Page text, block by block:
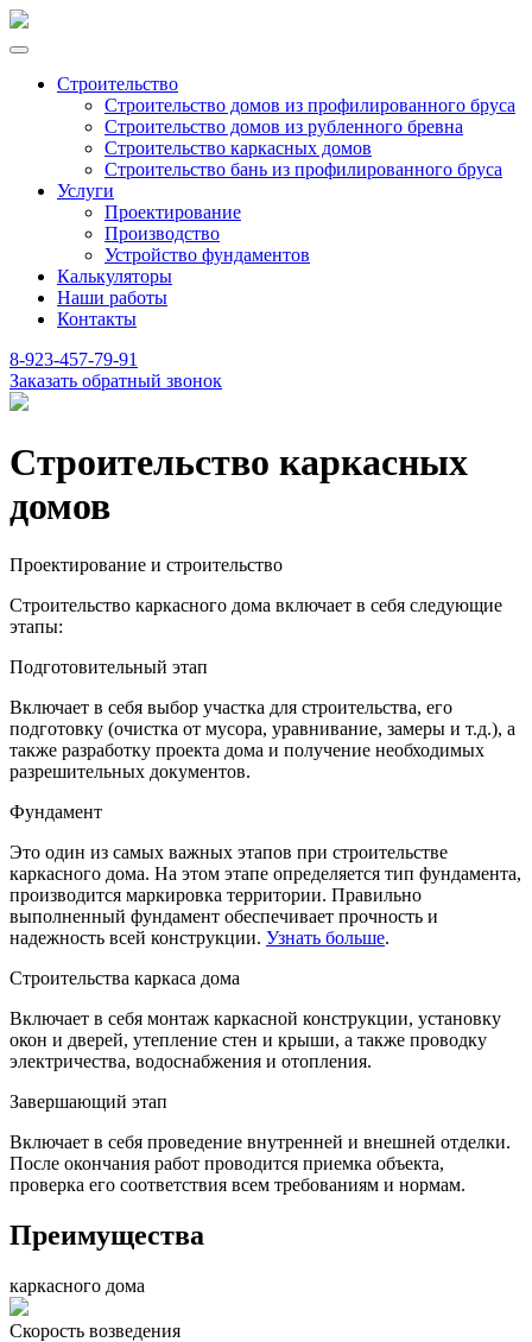
Строительство
Строительство домов из профилированного бруса
Строительство домов из рубленного бревна
Строительство каркасных домов
Строительство бань из профилированного бруса
Услуги
Проектирование
Производство
Устройство фундаментов
Калькуляторы
Наши работы
Контакты
8-923-457-79-91
Заказать обратный звонок
Строительство каркасных
домов
Проектирование и строительство
Строительство каркасного дома включает в себя следующие
этапы:
Подготовительный этап
Включает в себя выбор участка для строительства, его
подготовку (очистка от мусора, уравнивание, замеры и т.д.), а
также разработку проекта дома и получение необходимых
разрешительных документов.
Фундамент
Это один из самых важных этапов при строительстве
каркасного дома. На этом этапе определяется тип фундамента,
производится маркировка территории. Правильно
выполненный фундамент обеспечивает прочность и
надежность всей конструкции. Узнать больше.
Строительства каркаса дома
Включает в себя монтаж каркасной конструкции, установку
окон и дверей, утепление стен и крыши, а также проводку
электричества, водоснабжения и отопления.
Завершающий этап
Включает в себя проведение внутренней и внешней отделки.
После окончания работ проводится приемка объекта,
проверка его соответствия всем требованиям и нормам.
Преимущества
каркасного дома
Скорость возведения